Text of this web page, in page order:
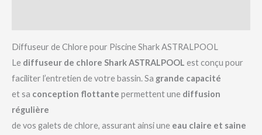
Diffuseur de Chlore pour Piscine Shark ASTRALPOOL
Le diffuseur de chlore Shark ASTRALPOOL est conçu pour
faciliter l’entretien de votre bassin. Sa grande capacité
et sa conception flottante permettent une diffusion
régulière
de vos galets de chlore, assurant ainsi une eau claire et saine